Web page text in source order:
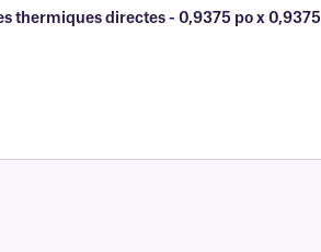
thermiques directes - 0,9375 po x 0,9375